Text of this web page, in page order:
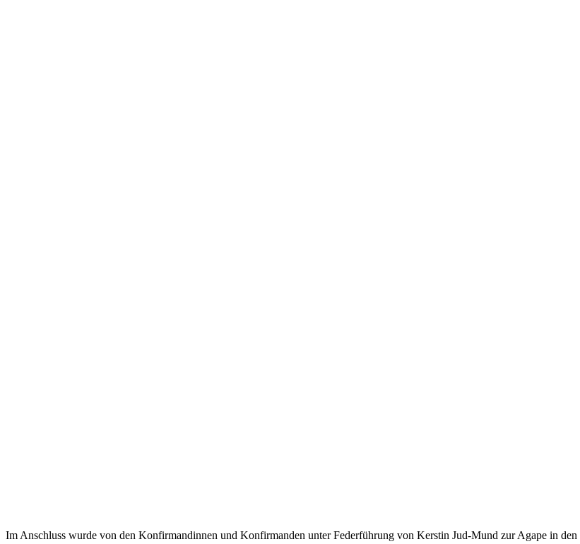
Im Anschluss wurde von den Konfirmandinnen und Konfirmanden unter Federführung von Kerstin Jud-Mund zur Agape in